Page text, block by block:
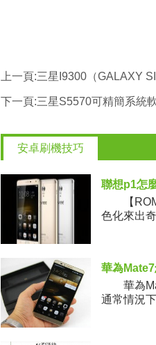
上一頁:三星I9300（GALAXY
下一頁:三星S5570可精簡系統
安卓刷機技巧
聯想p1怎
【ROM
色化來出
華為
華為
通常情況